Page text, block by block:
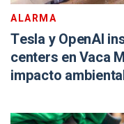
ALARMA
Tesla y OpenAI
centers en Vaca
impacto